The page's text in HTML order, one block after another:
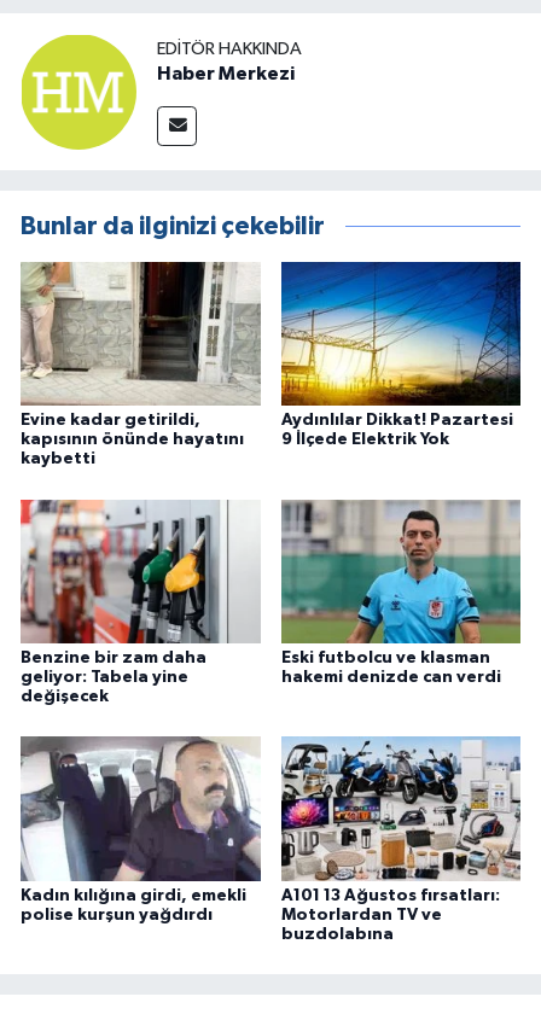
EDITÖR HAKKINDA
Haber Merkezi
Bunlar da ilginizi çekebilir
Evine kadar getirildi,
kapısının önünde hayatını
kaybetti
Aydınlılar Dikkat! Pazartesi
9 İlçede Elektrik Yok
Benzine bir zam daha
geliyor: Tabela yine
değişecek
Eski futbolcu ve klasman
hakemi denizde can verdi
Kadın kılığına girdi, emekli
polise kurşun yağdırdı
A101 13 Ağustos fırsatları:
Motorlardan TV ve
buzdolabına